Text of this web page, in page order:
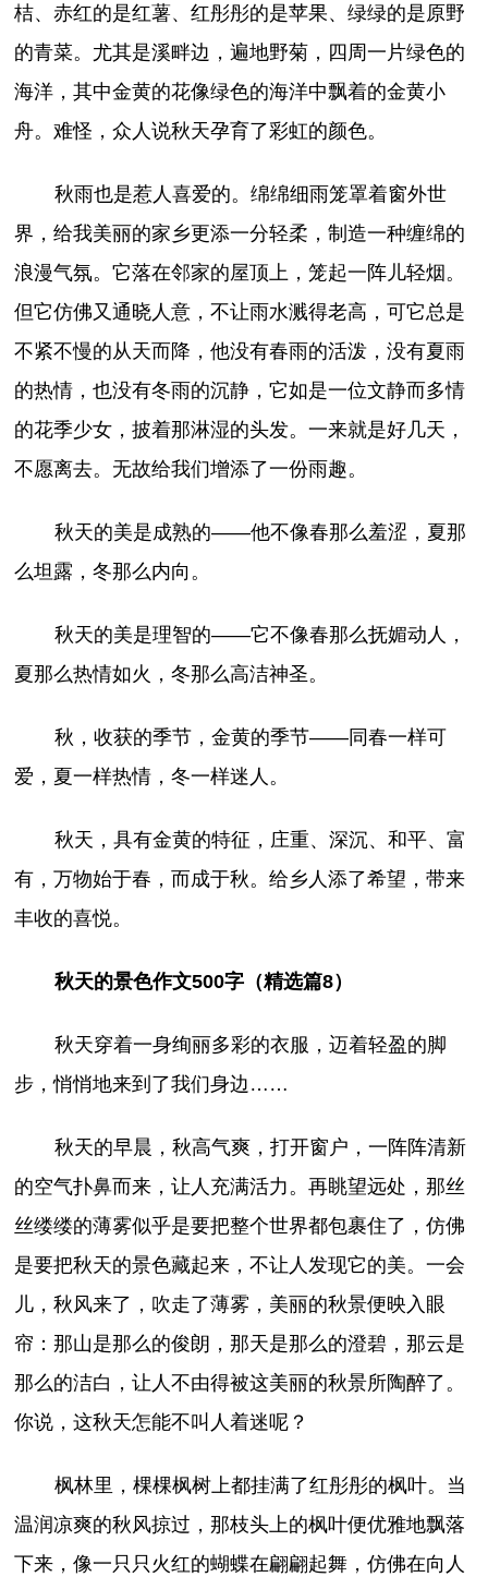
桔、赤红的是红薯、红彤彤的是苹果、绿绿的是原野
的青菜。尤其是溪畔边，遍地野菊，四周一片绿色的
海洋，其中金黄的花像绿色的海洋中飘着的金黄小
舟。难怪，众人说秋天孕育了彩虹的颜色。
秋雨也是惹人喜爱的。绵绵细雨笼罩着窗外世
界，给我美丽的家乡更添一分轻柔，制造一种缠绵的
浪漫气氛。它落在邻家的屋顶上，笼起一阵儿轻烟。
但它仿佛又通晓人意，不让雨水溅得老高，可它总是
不紧不慢的从天而降，他没有春雨的活泼，没有夏雨
的热情，也没有冬雨的沉静，它如是一位文静而多情
的花季少女，披着那淋湿的头发。一来就是好几天，
不愿离去。无故给我们增添了一份雨趣。
秋天的美是成熟的――他不像春那么羞涩，夏那
么坦露，冬那么内向。
秋天的美是理智的――它不像春那么抚媚动人，
夏那么热情如火，冬那么高洁神圣。
秋，收获的季节，金黄的季节――同春一样可
爱，夏一样热情，冬一样迷人。
秋天，具有金黄的特征，庄重、深沉、和平、富
有，万物始于春，而成于秋。给乡人添了希望，带来
丰收的喜悦。
秋天的景色作文500字（精选篇8）
秋天穿着一身绚丽多彩的衣服，迈着轻盈的脚
步，悄悄地来到了我们身边……
秋天的早晨，秋高气爽，打开窗户，一阵阵清新
的空气扑鼻而来，让人充满活力。再眺望远处，那丝
丝缕缕的薄雾似乎是要把整个世界都包裹住了，仿佛
是要把秋天的景色藏起来，不让人发现它的美。一会
儿，秋风来了，吹走了薄雾，美丽的秋景便映入眼
帘：那山是那么的俊朗，那天是那么的澄碧，那云是
那么的洁白，让人不由得被这美丽的秋景所陶醉了。
你说，这秋天怎能不叫人着迷呢？
枫林里，棵棵枫树上都挂满了红彤彤的枫叶。当
温润凉爽的秋风掠过，那枝头上的枫叶便优雅地飘落
下来，像一只只火红的蝴蝶在翩翩起舞，仿佛在向人